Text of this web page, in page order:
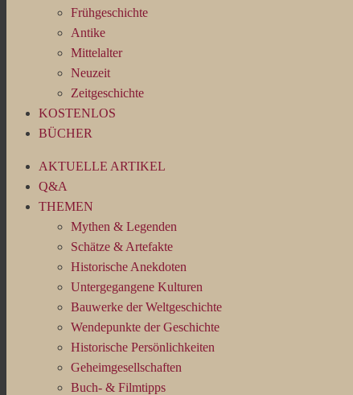
Frühgeschichte
Antike
Mittelalter
Neuzeit
Zeitgeschichte
KOSTENLOS
BÜCHER
AKTUELLE ARTIKEL
Q&A
THEMEN
Mythen & Legenden
Schätze & Artefakte
Historische Anekdoten
Untergegangene Kulturen
Bauwerke der Weltgeschichte
Wendepunkte der Geschichte
Historische Persönlichkeiten
Geheimgesellschaften
Buch- & Filmtipps